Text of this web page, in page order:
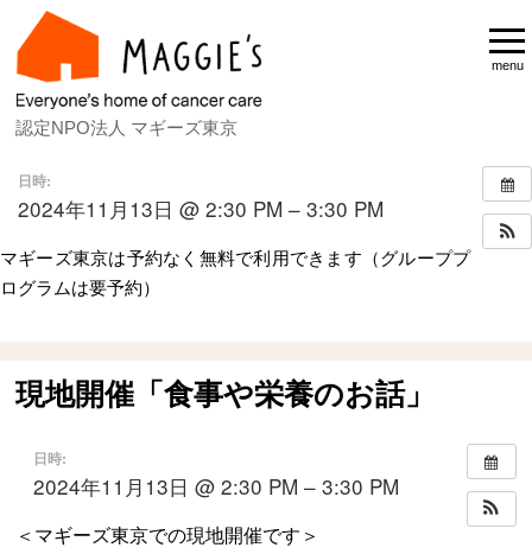
認定NPO法人 マギーズ東京
menu
日時:
2024年11月13日 @ 2:30 PM – 3:30 PM
マギーズ東京は予約なく無料で利用できます（グループプ
ログラムは要予約）
現地開催「食事や栄養のお話」
日時:
2024年11月13日 @ 2:30 PM – 3:30 PM
＜マギーズ東京での現地開催です＞